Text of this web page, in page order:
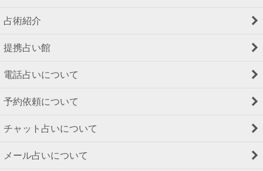
占術紹介
提携占い館
電話占いについて
予約依頼について
チャット占いについて
メール占いについて